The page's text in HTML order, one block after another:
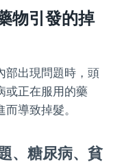
物引發的掉
部出現問題時，頭
或正在服用的藥
導致掉髮。
、糖尿病、貧